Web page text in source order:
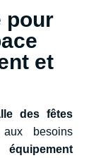
pour
et
des fêtes
besoins
équipement